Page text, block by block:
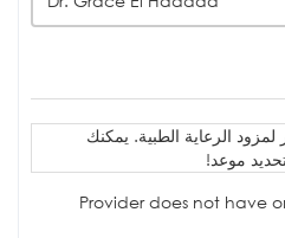
الرعاية الطبية. يمكنك
Provider does not have